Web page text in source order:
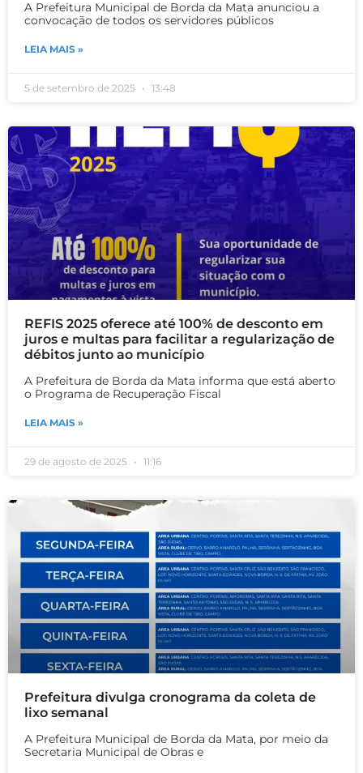
A Prefeitura Municipal de Borda da Mata anunciou a
convocação de todos os servidores públicos
LEIA MAIS »
5 de setembro de 2025 13:48
REFIS 2025 oferece até 100% de desconto em
juros e multas para facilitar a regularização de
débitos junto ao município
A Prefeitura de Borda da Mata informa que está aberto
o Programa de Recuperação Fiscal
LEIA MAIS »
29 de agosto de 2025 11:16
Prefeitura divulga cronograma da coleta de
lixo semanal
A Prefeitura Municipal de Borda da Mata, por meio da
Secretaria Municipal de Obras e